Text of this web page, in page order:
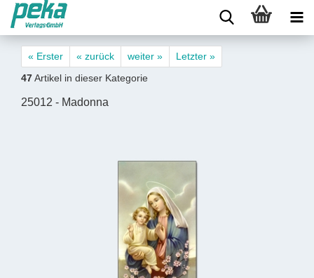
« Erster « zurück weiter »
Letzter »
47Artikel in dieser Kategorie
25012 - Madonna